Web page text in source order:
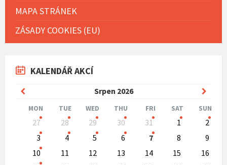
MAPA STRÁNEK
ZÁSADY COOKIES (EU)
KALENDÁŘ AKCÍ
Srpen 2026
Previous
Month
MON TUE WED THU FRI SAT SUN
calendar
27 28 29 30 31 1
2
3
4 5 6 7 8
9
10
11 12 13 14 15
16